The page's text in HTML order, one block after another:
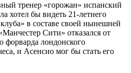
тренер «горожан» испанский
хотел бы видеть 21-летнего
в составе своей нынешней
Сити» отказался от
форварда лондонского
и Асенсио мог бы стать его